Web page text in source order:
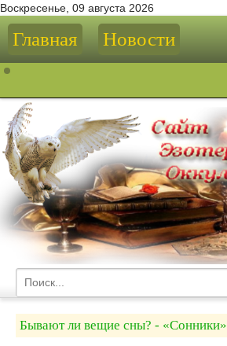
Воскресенье, 09 августа 2026
Главная Новости
Бывают ли вещие сны? - «Сонники»